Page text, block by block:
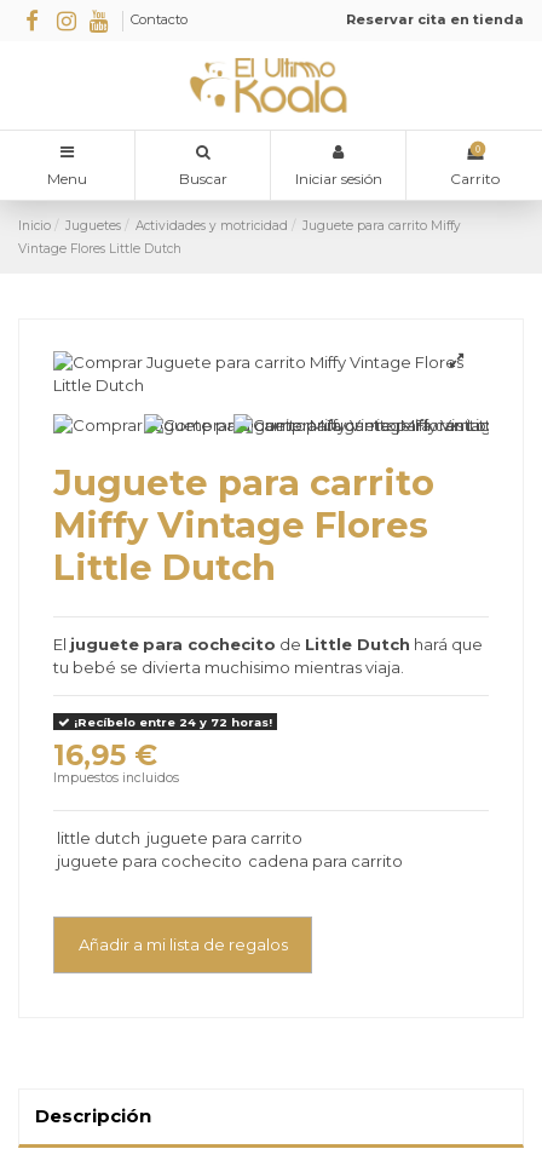
Contacto Reservar cita en tienda
Menu Buscar Iniciar sesión
0
Carrito
Inicio Juguetes Actividades y motricidad
Juguete para carrito Miffy
Vintage Flores Little Dutch
Juguete para carrito
Miffy Vintage Flores
Little Dutch
El juguete para cochecito de Little Dutch hará que
tu bebé se divierta muchisimo mientras viaja.
¡Recíbelo entre 24 y 72 horas!
16,95 €
Impuestos incluidos
little dutch juguete para carrito
juguete para cochecito cadena para carrito
Añadir a mi lista de regalos
Descripción